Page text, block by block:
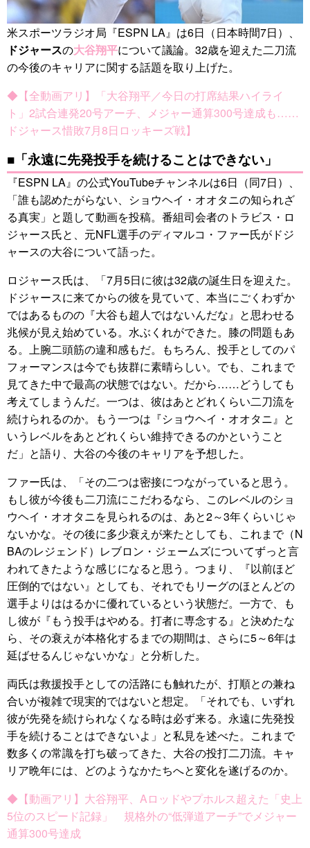
米スポーツラジオ局『ESPN LA』は6日（日本時間7日）、
ドジャースの大谷翔平について議論。32歳を迎えた二刀流
の今後のキャリアに関する話題を取り上げた。
◆【全動画アリ】「大谷翔平／今日の打席結果ハイライ
ト」2試合連発20号アーチ、メジャー通算300号達成も……
ドジャース惜敗7月8日ロッキーズ戦】
■「永遠に先発投手を続けることはできない」
『ESPN LA』の公式YouTubeチャンネルは6日（同7日）、
「誰も認めたがらない、ショウヘイ・オオタニの知られざ
る真実」と題して動画を投稿。番組司会者のトラビス・ロ
ジャース氏と、元NFL選手のディマルコ・ファー氏がドジ
ャースの大谷について語った。
ロジャース氏は、「7月5日に彼は32歳の誕生日を迎えた。
ドジャースに来てからの彼を見ていて、本当にごくわずか
ではあるものの『大谷も超人ではないんだな』と思わせる
兆候が見え始めている。水ぶくれができた。膝の問題もあ
る。上腕二頭筋の違和感もだ。もちろん、投手としてのパ
フォーマンスは今でも抜群に素晴らしい。でも、これまで
見てきた中で最高の状態ではない。だから……どうしても
考えてしまうんだ。一つは、彼はあとどれくらい二刀流を
続けられるのか。もう一つは『ショウヘイ・オオタニ』と
いうレベルをあとどれくらい維持できるのかということ
だ」と語り、大谷の今後のキャリアを予想した。
ファー氏は、「その二つは密接につながっていると思う。
もし彼が今後も二刀流にこだわるなら、このレベルのショ
ウヘイ・オオタニを見られるのは、あと2～3年くらいじゃ
ないかな。その後に多少衰えが来たとしても、これまで（N
BAのレジェンド）レブロン・ジェームズについてずっと言
われてきたような感じになると思う。つまり、『以前ほど
圧倒的ではない』としても、それでもリーグのほとんどの
選手よりははるかに優れているという状態だ。一方で、も
し彼が『もう投手はやめる。打者に専念する』と決めたな
ら、その衰えが本格化するまでの期間は、さらに5～6年は
延ばせるんじゃないかな」と分析した。
両氏は救援投手としての活路にも触れたが、打順との兼ね
合いが複雑で現実的ではないと想定。「それでも、いずれ
彼が先発を続けられなくなる時は必ず来る。永遠に先発投
手を続けることはできないよ」と私見を述べた。これまで
数多くの常識を打ち破ってきた、大谷の投打二刀流。キャ
リア晩年には、どのようなかたちへと変化を遂げるのか。
◆【動画アリ】大谷翔平、Aロッドやプホルス超えた「史上
5位のスピード記録」 規格外の“低弾道アーチ”でメジャー
通算300号達成